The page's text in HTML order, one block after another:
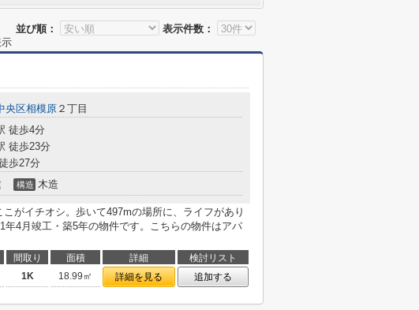
並び順：
表示件数：
央区相模原 ２丁目
徒歩4分
徒歩23分
歩27分
構造 木造
こがイチオシ。歩いて497mの場所に、ライフがあり
年4月竣工・築5年の物件です。こちらの物件はアパ
間取り 面積 詳細
検討リスト
1K 18.99㎡ 詳細を見る 追加する